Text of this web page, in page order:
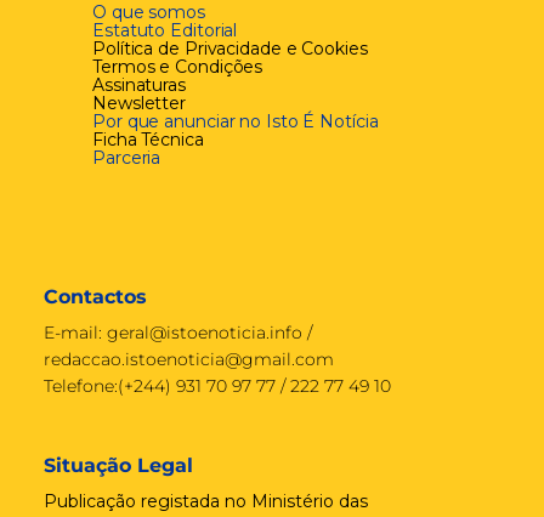
O que somos
Estatuto Editorial
Política de Privacidade e Cookies
Termos e Condições
Assinaturas
Newsletter
Por que anunciar no Isto É Notícia
Ficha Técnica
Parceria
Contactos
E-mail: geral@istoenoticia.info /
redaccao.istoenoticia@gmail.com
Telefone:(+244) 931 70 97 77 / 222 77 49 10
Situação Legal
Publicação registada no Ministério das